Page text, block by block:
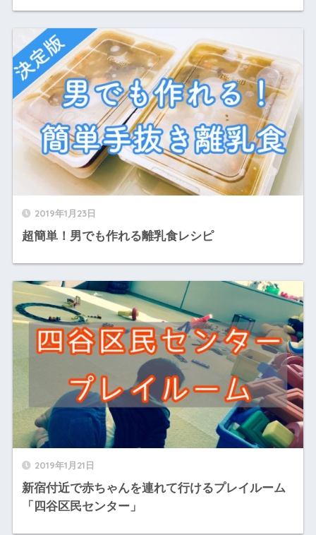
2019年1月23日
超簡単！男でも作れる離乳食レシピ
2019年1月21日
新宿付近で赤ちゃんを連れて行けるプレイルーム
「四谷区民センター」